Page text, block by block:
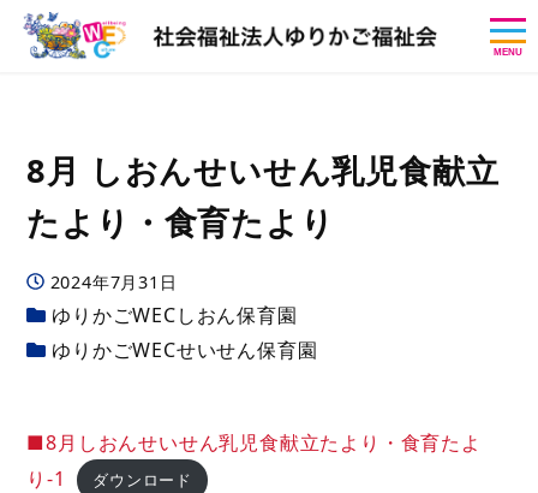
MENU
8月 しおんせいせん乳児食献立
たより・食育たより
投稿日
2024年7月31日
カテゴリー
ゆりかごWECしおん保育園
カテゴリー
ゆりかごWECせいせん保育園
■8月しおんせいせん乳児食献立たより・食育たよ
り-1
ダウンロード